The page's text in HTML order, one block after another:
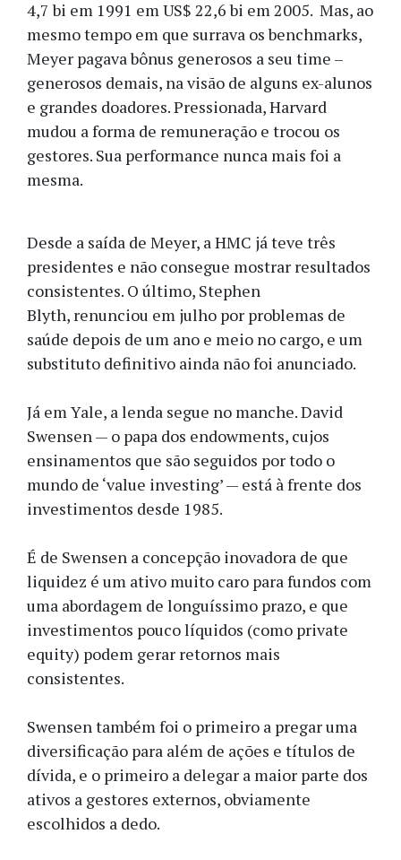
4,7 bi em 1991 em US$ 22,6 bi em 2005. Mas, ao
mesmo tempo em que surrava os benchmarks,
Meyer pagava bônus generosos a seu time –
generosos demais, na visão de alguns ex-alunos
e grandes doadores. Pressionada, Harvard
mudou a forma de remuneração e trocou os
gestores. Sua performance nunca mais foi a
mesma.
Desde a saída de Meyer, a HMC já teve três
presidentes e não consegue mostrar resultados
consistentes. O último, Stephen
Blyth, renunciou em julho por problemas de
saúde depois de um ano e meio no cargo, e um
substituto definitivo ainda não foi anunciado.
Já em Yale, a lenda segue no manche. David
Swensen — o papa dos endowments, cujos
ensinamentos que são seguidos por todo o
mundo de ‘value investing’ — está à frente dos
investimentos desde 1985.
É de Swensen a concepção inovadora de que
liquidez é um ativo muito caro para fundos com
uma abordagem de longuíssimo prazo, e que
investimentos pouco líquidos (como private
equity) podem gerar retornos mais
consistentes.
Swensen também foi o primeiro a pregar uma
diversificação para além de ações e títulos de
dívida, e o primeiro a delegar a maior parte dos
ativos a gestores externos, obviamente
escolhidos a dedo.